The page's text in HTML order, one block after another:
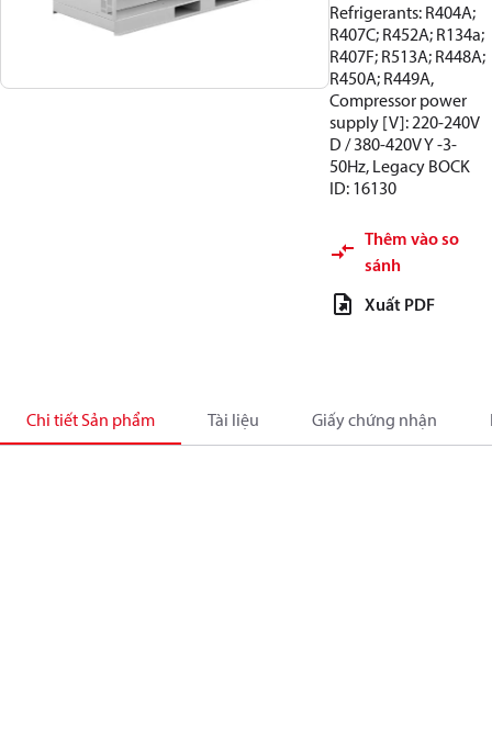
Refrigerants: R404A;
R407C; R452A; R134a;
R407F; R513A; R448A;
R450A; R449A,
Compressor power
supply [V]: 220-240V
D / 380-420V Y -3-
50Hz, Legacy BOCK
ID: 16130
Thêm vào so
sánh
Xuất PDF
Chi tiết Sản phẩm Tài liệu Giấy chứng nhận